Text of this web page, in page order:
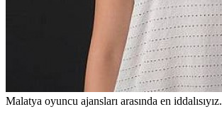
Malatya oyuncu ajansları arasında en iddalısıyız.